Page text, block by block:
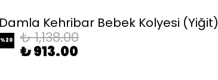
Damla Kehribar Bebek Kolyesi (Yiğit)
%20 ₺ 1,138.00
₺ 913.00